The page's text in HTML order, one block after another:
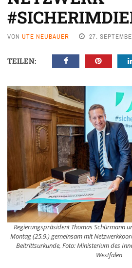
VON UTE NEUBAUER 27.
TEILEN:
Regierungspräsident Thomas Schürmann
Montag (25.9.) gemeinsam mit
Beitrittsurkunde, Foto: Ministerium des
Westfalen